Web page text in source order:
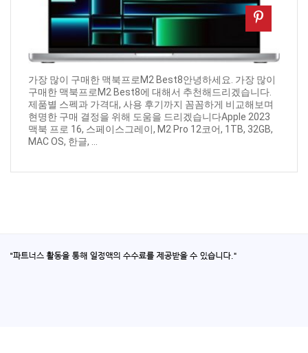
가장 많이 구매한 맥북프로M2 Best8안녕하세요. 가장 많이
구매한 맥북프로M2 Best8에 대해서 추천해드리겠습니다.
제품별 스펙과 가격대, 사용 후기까지 꼼꼼하게 비교해보며
현명한 구매 결정을 위해 도움을 드리겠습니다Apple 2023
맥북 프로 16, 스페이스그레이, M2 Pro 12코어, 1TB, 32GB,
MAC OS, 한글, ...